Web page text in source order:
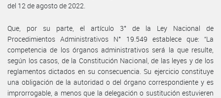
del 12 de agosto de 2022.
Que, por su parte, el artículo 3° de la Ley Nacional de
Procedimientos Administrativos N° 19.549 establece que: “La
competencia de los órganos administrativos será la que resulte,
según los casos, de la Constitución Nacional, de las leyes y de los
reglamentos dictados en su consecuencia. Su ejercicio constituye
una obligación de la autoridad o del órgano correspondiente y es
improrrogable, a menos que la delegación o sustitución estuvieren